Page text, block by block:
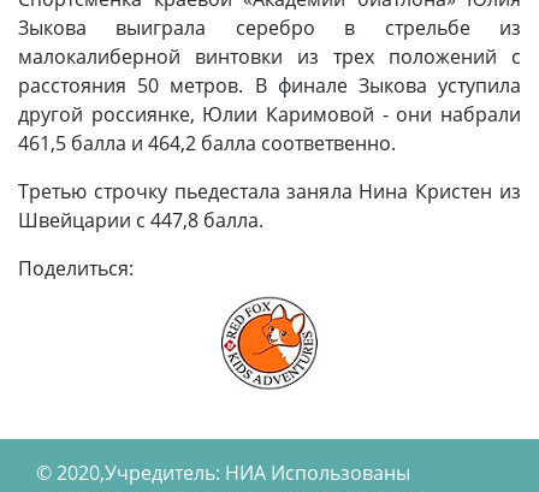
Зыкова выиграла серебро в стрельбе из
малокалиберной винтовки из трех положений с
расстояния 50 метров. В финале Зыкова уступила
другой россиянке, Юлии Каримовой - они набрали
461,5 балла и 464,2 балла соответвенно.
Третью строчку пьедестала заняла Нина Кристен из
Швейцарии с 447,8 балла.
Поделиться:
© 2020,Учредитель: НИА Использованы